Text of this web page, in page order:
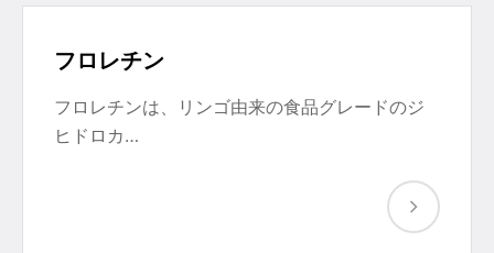
フロレチン
フロレチンは、リンゴ由来の食品グレードのジ
ヒドロカ…